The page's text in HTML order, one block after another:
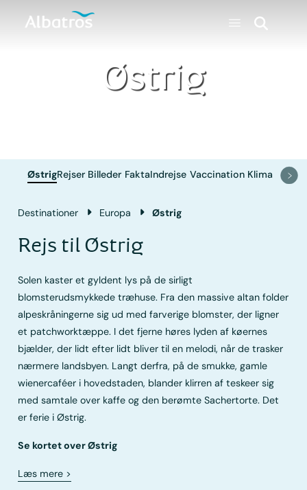
Østrig
ØstrigRejser Billeder FaktaIndrejse Vaccination Klima
Destinationer Europa Østrig
Rejs til Østrig
Solen kaster et gyldent lys på de sirligt
blomsterudsmykkede træhuse. Fra den massive altan folder
alpeskråningerne sig ud med farverige blomster, der ligner
et patchworktæppe. I det fjerne høres lyden af køernes
bjælder, der lidt efter lidt bliver til en melodi, når de trasker
nærmere landsbyen. Langt derfra, på de smukke, gamle
wienercaféer i hovedstaden, blander klirren af teskeer sig
med samtale over kaffe og den berømte Sachertorte. Det
er ferie i Østrig.
Se kortet over Østrig
Læs mere >